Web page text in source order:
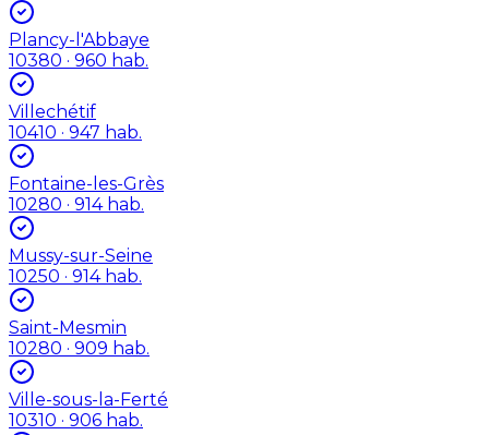
Plancy-l'Abbaye
10380 · 960 hab.
Villechétif
10410 · 947 hab.
Fontaine-les-Grès
10280 · 914 hab.
Mussy-sur-Seine
10250 · 914 hab.
Saint-Mesmin
10280 · 909 hab.
Ville-sous-la-Ferté
10310 · 906 hab.